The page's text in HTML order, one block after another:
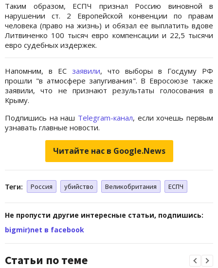
Таким образом, ЕСПЧ признал Россию виновной в
нарушении ст. 2 Европейской конвенции по правам
человека (право на жизнь) и обязал ее выплатить вдове
Литвиненко 100 тысяч евро компенсации и 22,5 тысячи
евро судебных издержек.
Напомним, в ЕС заявили, что выборы в Госдуму РФ
прошли "в атмосфере запугивания". В Евросоюзе также
заявили, что не признают результаты голосования в
Крыму.
Подпишись на наш Telegram-канал, если хочешь первым
узнавать главные новости.
Читайте нас в Google.News
Теги: Россия убийство Великобритания ЕСПЧ
Не пропусти другие интересные статьи, подпишись:
bigmir)net в facebook
Статьи по теме